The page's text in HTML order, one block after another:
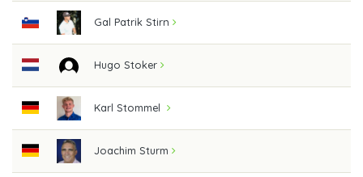
Gal Patrik Stirn
Hugo Stoker
Karl Stommel
Joachim Sturm